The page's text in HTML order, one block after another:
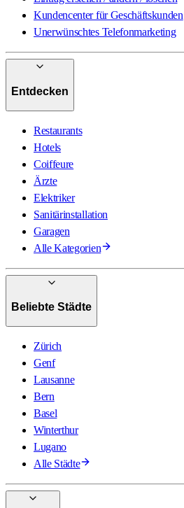
Kundencenter für Geschäftskunden
Unerwünschtes Telefonmarketing
Entdecken
Restaurants
Hotels
Coiffeure
Ärzte
Elektriker
Sanitärinstallation
Garagen
Alle Kategorien
Beliebte Städte
Zürich
Genf
Lausanne
Bern
Basel
Winterthur
Lugano
Alle Städte